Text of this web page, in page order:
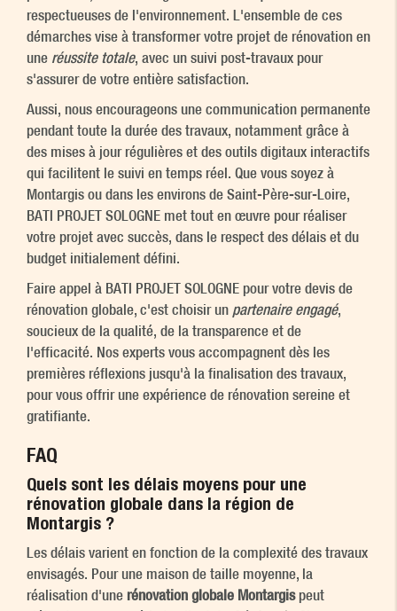
respectueuses de l'environnement. L'ensemble de ces
démarches vise à transformer votre projet de rénovation en
une réussite totale, avec un suivi post-travaux pour
s'assurer de votre entière satisfaction.
Aussi, nous encourageons une communication permanente
pendant toute la durée des travaux, notamment grâce à
des mises à jour régulières et des outils digitaux interactifs
qui facilitent le suivi en temps réel. Que vous soyez à
Montargis ou dans les environs de Saint-Père-sur-Loire,
BATI PROJET SOLOGNE met tout en œuvre pour réaliser
votre projet avec succès, dans le respect des délais et du
budget initialement défini.
Faire appel à BATI PROJET SOLOGNE pour votre devis de
rénovation globale, c'est choisir un partenaire engagé,
soucieux de la qualité, de la transparence et de
l'efficacité. Nos experts vous accompagnent dès les
premières réflexions jusqu'à la finalisation des travaux,
pour vous offrir une expérience de rénovation sereine et
gratifiante.
FAQ
Quels sont les délais moyens pour une
rénovation globale dans la région de
Montargis ?
Les délais varient en fonction de la complexité des travaux
envisagés. Pour une maison de taille moyenne, la
réalisation d'une rénovation globale Montargispeut